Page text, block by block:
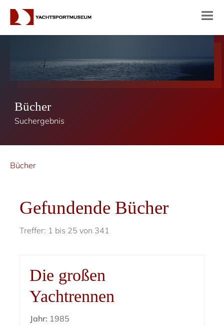
Bücher
Suchergebnis
Bücher
Gefundende Bücher
Treffer: 1 bis 25 von 341
Die großen
Yachtrennen
Jahr: 1985